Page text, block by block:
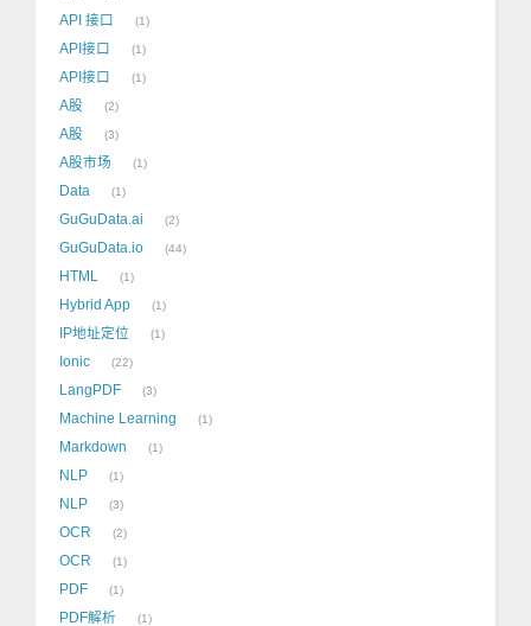
API 接口 1
API接口 1
API接口 1
A股 2
A股 3
A股市场 1
Data 1
GuGuData.ai 2
GuGuData.io 44
HTML 1
Hybrid App 1
IP地址定位 1
Ionic 22
LangPDF 3
Machine Learning 1
Markdown 1
NLP 1
NLP 3
OCR 2
OCR 1
PDF 1
PDF解析 1